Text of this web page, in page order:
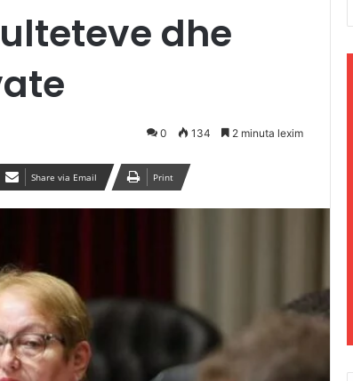
dhe
0 134 2 minuta lexim
Share via Email Print